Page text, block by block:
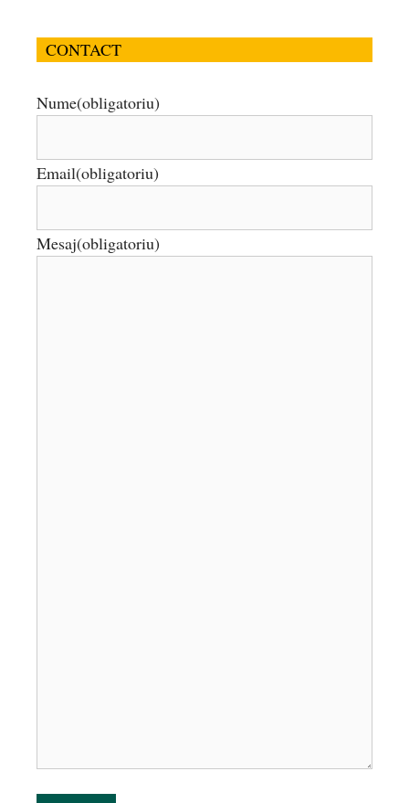
CONTACT
Nume(obligatoriu)
Email(obligatoriu)
Mesaj(obligatoriu)